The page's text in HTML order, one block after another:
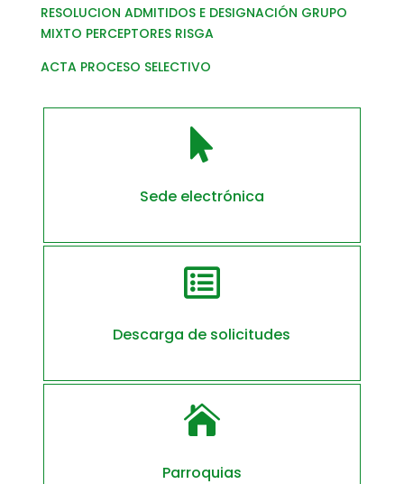
RESOLUCION ADMITIDOS E DESIGNACIÓN GRUPO
MIXTO PERCEPTORES RISGA
ACTA PROCESO SELECTIVO

Sede electrónica

Descarga de solicitudes

Parroquias